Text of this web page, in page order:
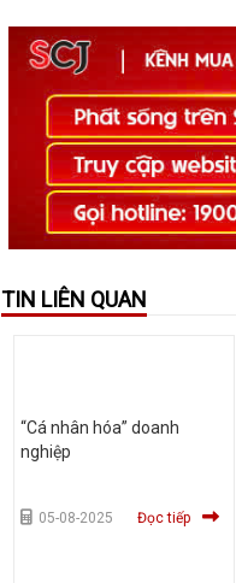
TIN LIÊN QUAN
“Cá nhân hóa” doanh
nghiệp
05-08-2025 Đọc tiếp